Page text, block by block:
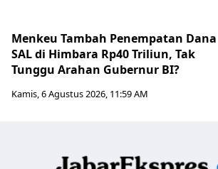
Menkeu Tambah Penempatan Dana
SAL di Himbara Rp40 Triliun, Tak
Tunggu Arahan Gubernur BI?
Kamis, 6 Agustus 2026, 11:59 AM